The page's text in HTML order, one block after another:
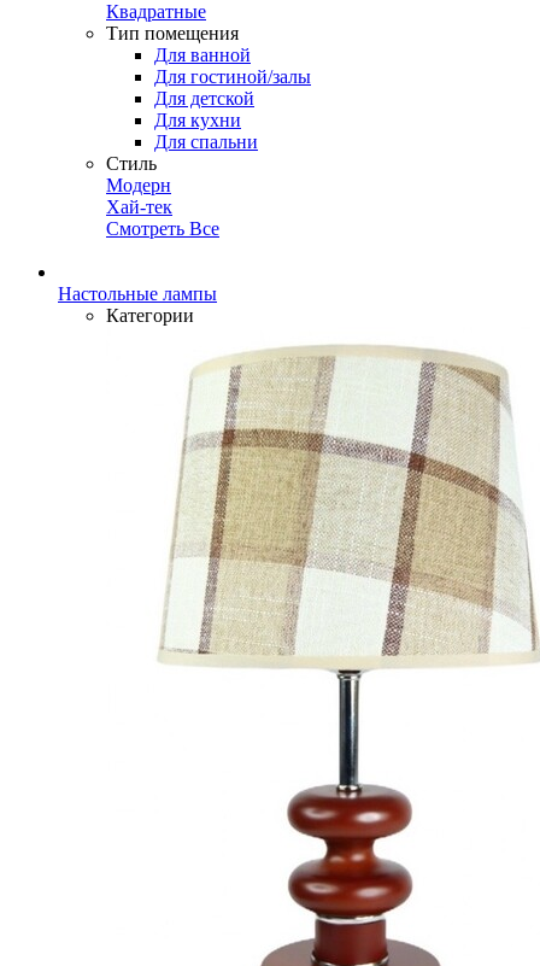
Квадратные
Тип помещения
Для ванной
Для гостиной/залы
Для детской
Для кухни
Для спальни
Стиль
Модерн
Хай-тек
Смотреть Все
Настольные лампы
Категории